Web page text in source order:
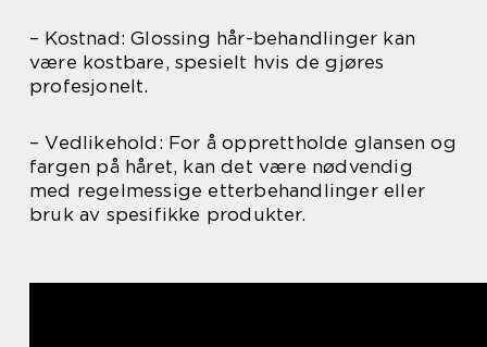
– Kostnad: Glossing hår-behandlinger kan
være kostbare, spesielt hvis de gjøres
profesjonelt.
– Vedlikehold: For å opprettholde glansen og
fargen på håret, kan det være nødvendig
med regelmessige etterbehandlinger eller
bruk av spesifikke produkter.